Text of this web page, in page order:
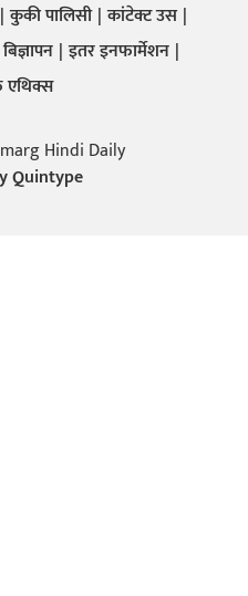
कुकी पालिसी कांटेक्ट उस
इतर इनफार्मेशन
Hindi Daily
Quintype